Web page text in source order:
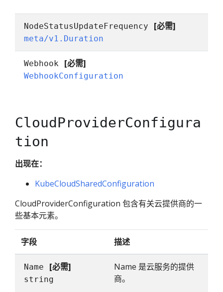
NodeStatusUpdateFrequency [必需]
meta/v1.Duration
Webhook [必需]
WebhookConfiguration
CloudProviderConfigura
tion
出现在：
KubeCloudSharedConfiguration
CloudProviderConfiguration 包含有关云提供商的一
些基本元素。
字段 描述
Name [必需]
string
Name 是云服务的提供
商。